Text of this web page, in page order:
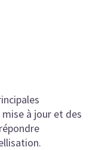
à jour et des